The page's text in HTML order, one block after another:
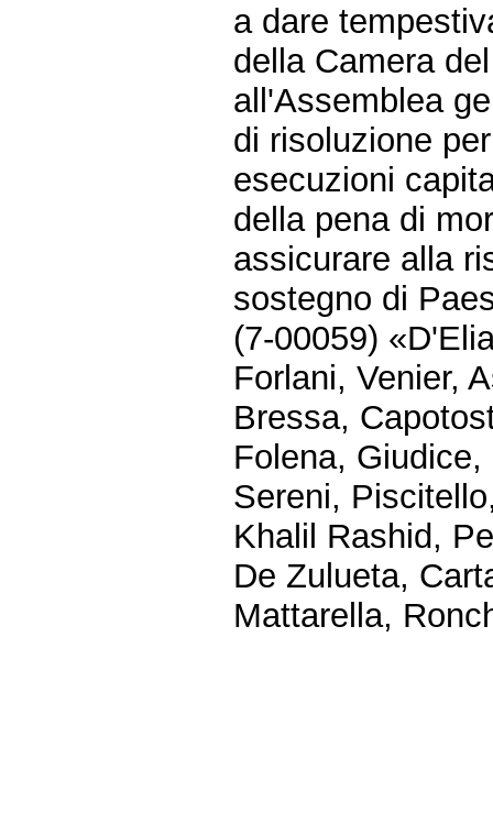
a dare
della Camera
all'Assemblea
di risoluzione
esecuzioni
della pena di
assicurare alla
sostegno di
(7-00059)
Forlani, Venier,
Bressa,
Folena,
Sereni,
Khalil Rashid,
De Zulueta,
Mattarella,